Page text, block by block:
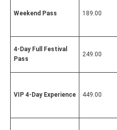
Weekend Pass 189.00
4-Day Full Festival
Pass
249.00
VIP 4-Day Experience 449.00